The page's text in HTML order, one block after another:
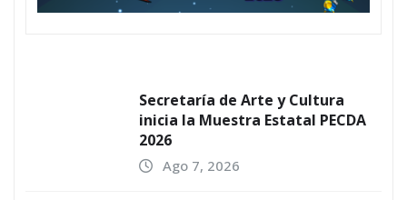
Secretaría de Arte y Cultura
inicia la Muestra Estatal PECDA
2026
Ago 7, 2026